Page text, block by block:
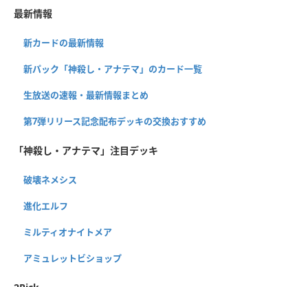
最新情報
新カードの最新情報
新パック「神殺し・アナテマ」のカード一覧
生放送の速報・最新情報まとめ
第7弾リリース記念配布デッキの交換おすすめ
「神殺し・アナテマ」注目デッキ
破壊ネメシス
進化エルフ
ミルティオナイトメア
アミュレットビショップ